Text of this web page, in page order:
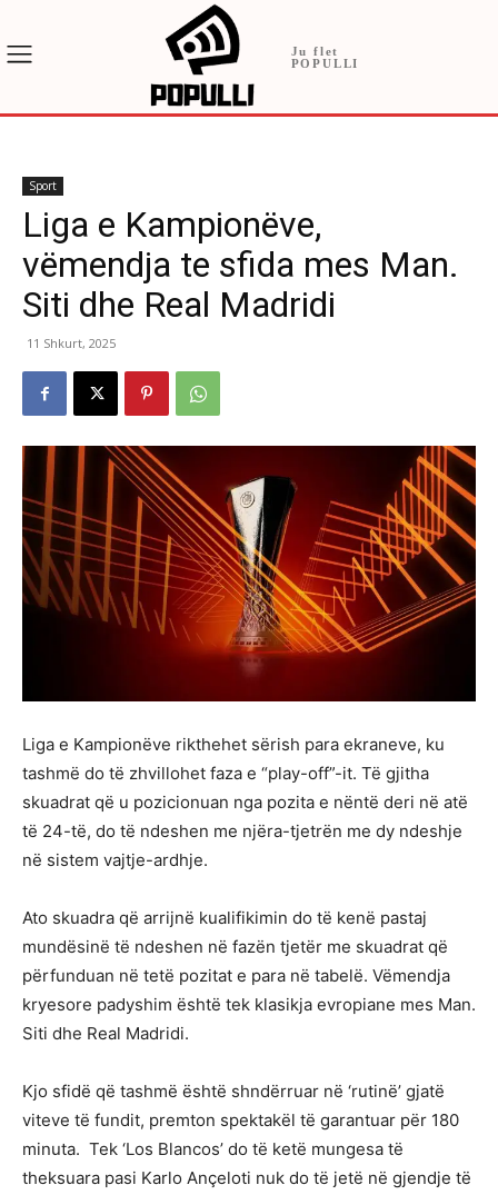
Ju flet
POPULLI
Sport
Liga e Kampionëve,
vëmendja te sfida mes Man.
Siti dhe Real Madridi
11 Shkurt, 2025
Liga e Kampionëve rikthehet sërish para ekraneve, ku
tashmë do të zhvillohet faza e “play-off”-it. Të gjitha
skuadrat që u pozicionuan nga pozita e nëntë deri në atë
të 24-të, do të ndeshen me njëra-tjetrën me dy ndeshje
në sistem vajtje-ardhje.
Ato skuadra që arrijnë kualifikimin do të kenë pastaj
mundësinë të ndeshen në fazën tjetër me skuadrat që
përfunduan në tetë pozitat e para në tabelë. Vëmendja
kryesore padyshim është tek klasikja evropiane mes Man.
Siti dhe Real Madridi.
Kjo sfidë që tashmë është shndërruar në ‘rutinë’ gjatë
viteve të fundit, premton spektakël të garantuar për 180
minuta. Tek ‘Los Blancos’ do të ketë mungesa të
theksuara pasi Karlo Ançeloti nuk do të jetë në gjendje të